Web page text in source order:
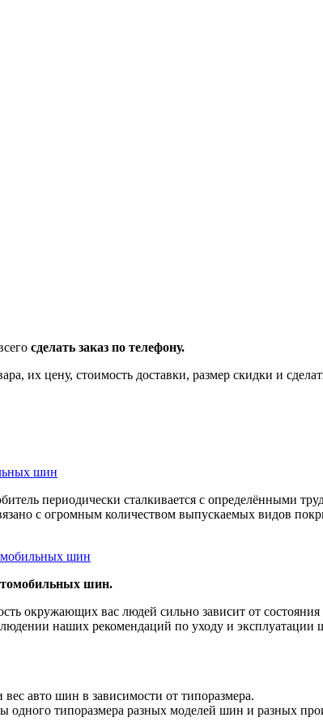
сделать заказ по телефону.
их цену, стоимость доставки, размер скидки и
шин
периодически сталкивается с определёнными
с огромным количеством выпускаемых видов
шин
шин.
окружающих вас людей сильно зависит от
наших рекомендаций по уходу и
авто шин в зависимости от типоразмера.
одного типоразмера разных моделей шин и разных